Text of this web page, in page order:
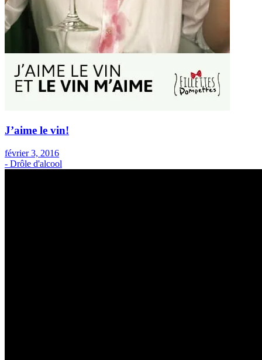
J’aime le vin!
février 3, 2016
- Drôle d'alcool